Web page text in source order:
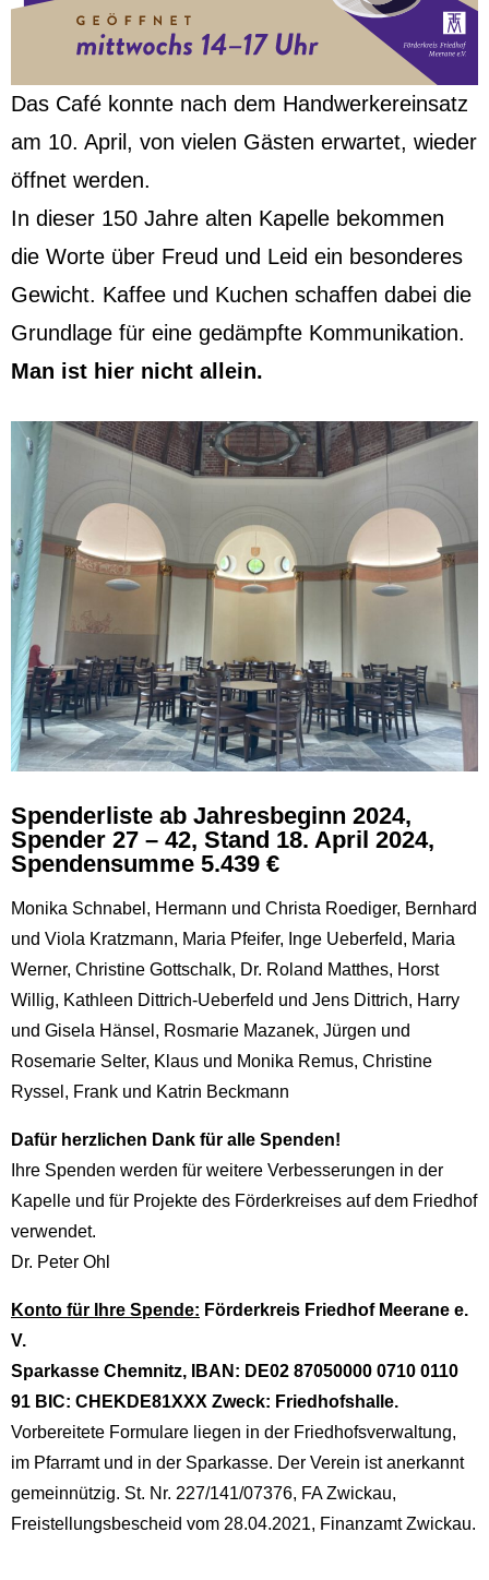
Das Café konnte nach dem Handwerkereinsatz
am 10. April, von vielen Gästen erwartet, wieder
öffnet werden.
In dieser 150 Jahre alten Kapelle bekommen
die Worte über Freud und Leid ein besonderes
Gewicht. Kaffee und Kuchen schaffen dabei die
Grundlage für eine gedämpfte Kommunikation.
Man ist hier nicht allein.
Spenderliste ab Jahresbeginn 2024,
Spender 27 – 42, Stand 18. April 2024,
Spendensumme 5.439 €
Monika Schnabel, Hermann und Christa Roediger, Bernhard
und Viola Kratzmann, Maria Pfeifer, Inge Ueberfeld, Maria
Werner, Christine Gottschalk, Dr. Roland Matthes, Horst
Willig, Kathleen Dittrich-Ueberfeld und Jens Dittrich, Harry
und Gisela Hänsel, Rosmarie Mazanek, Jürgen und
Rosemarie Selter, Klaus und Monika Remus, Christine
Ryssel, Frank und Katrin Beckmann
Dafür herzlichen Dank für alle Spenden!
Ihre Spenden werden für weitere Verbesserungen in der
Kapelle und für Projekte des Förderkreises auf dem Friedhof
verwendet.
Dr. Peter Ohl
Konto für Ihre Spende: Förderkreis Friedhof Meerane e.
V.
Sparkasse Chemnitz, IBAN: DE02 87050000 0710 0110
91 BIC: CHEKDE81XXX Zweck: Friedhofshalle.
Vorbereitete Formulare liegen in der Friedhofsverwaltung,
im Pfarramt und in der Sparkasse. Der Verein ist anerkannt
gemeinnützig. St. Nr. 227/141/07376, FA Zwickau,
Freistellungsbescheid vom 28.04.2021, Finanzamt Zwickau.